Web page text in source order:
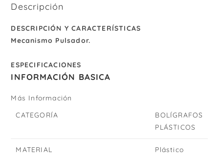
Descripción
DESCRIPCIÓN Y CARACTERÍSTICAS
Mecanismo Pulsador.
ESPECIFICACIONES
INFORMACIÓN BASICA
Más Información
CATEGORÍA
BOLÍGRAFOS
PLÁSTICOS
MATERIAL Plástico